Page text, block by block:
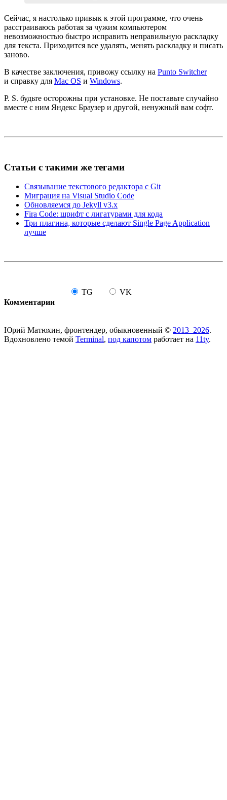
Сейчас, я настолько привык к этой программе, что очень
расстраиваюсь работая за чужим компьютером
невозможностью быстро исправить неправильную раскладку
для текста. Приходится все удалять, менять раскладку и писать
заново.
В качестве заключения, привожу ссылку на Punto Switcher
и справку для Mac OS и Windows.
P. S. будьте осторожны при установке. Не поставьте случайно
вместе с ним Яндекс Браузер и другой, ненужный вам софт.
Статьи с такими же тегами
Связывание текстового редактора с Git
Миграция на Visual Studio Code
Обновляемся до Jekyll v3.x
Fira Code: шрифт с лигатурами для кода
Три плагина, которые сделают Single Page Application
лучше
Комментарии
TG VK
Юрий Матюхин, фронтендер, обыкновенный © 2013–2026.
Вдохновлено темой Terminal, под капотом работает на 11ty.